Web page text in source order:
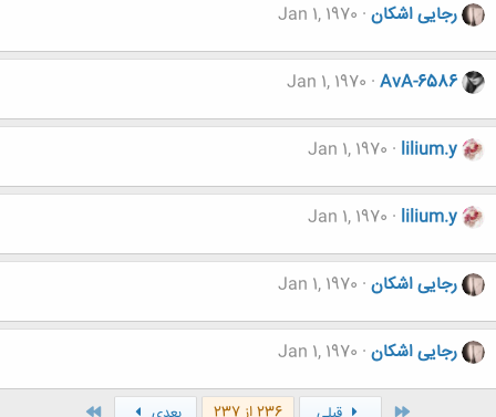
رجایی اشکان Jan 1, 1970
AvA-6586
Jan 1, 1970
lilium.y
Jan 1, 1970
lilium.y
Jan 1, 1970
رجایی اشکان Jan 1, 1970
رجایی اشکان Jan 1, 1970